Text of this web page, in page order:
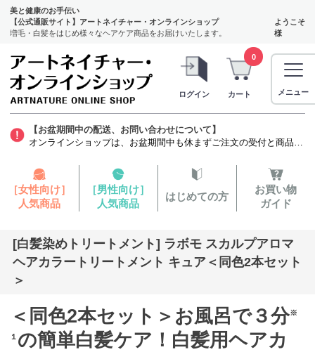
美と健康のお手伝い
【公式通販サイト】アートネイチャー・オンラインショップ
増毛・白髪をはじめ様々なヘアケア商品をお届けいたします。
ようこそ
様
ログイン
0
カート メニュー
【お盆期間中の配送、お問い合わせについて】
オンラインショップは、お盆期間中も休まずご注文の受付と商品の発送をいたします。ただし、発毛剤（第1類医薬品）に関しましては、質問票を確認する薬剤師がお休みをいただくため商品のお申し込みから発送までお時間を要します。お客様には大変ご迷惑をお掛けいたしますが、よろしくお願い申し上げます。
［女性向け］
人気商品
［男性向け］
人気商品
はじめての方
お買い物
ガイド
[白髪染めトリートメント] ラボモ スカルプアロマ
ヘアカラートリートメント キュア＜同色2本セット
＞
＜同色2本セット＞お風呂で３分※
１ の簡単白髪ケア！白髪用ヘアカ